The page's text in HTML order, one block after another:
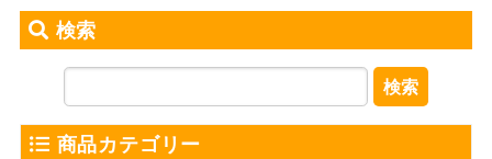
検索
検索
商品カテゴリー